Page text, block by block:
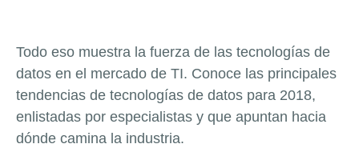
Todo eso muestra la fuerza de las tecnologías de
datos en el mercado de TI. Conoce las principales
tendencias de tecnologías de datos para 2018,
enlistadas por especialistas y que apuntan hacia
dónde camina la industria.